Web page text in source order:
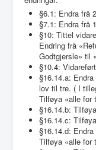
Klubblokaler
Medlemsskap
Minnefond
§6.1: Endra frå
§7.1: Endra frå
§10: Tittel
Endring frå
Godtgjersle» til
§10.4:
§16.14.a:
lov til tre. ( I
Tilføya «alle for
§16.14.b:
§16.14.c:
§16.14.d:
Tilføya «alle for